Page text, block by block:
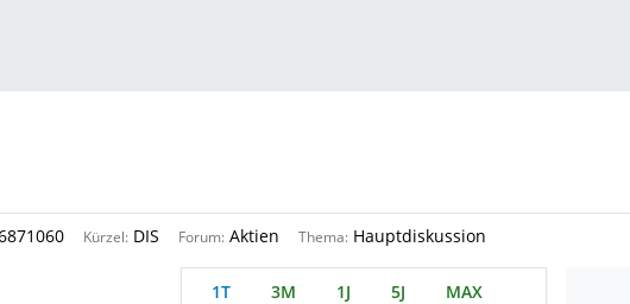
Kürzel: DIS Forum: Aktien Thema: Hauptdiskussion
1T 3M 1J 5J MAX